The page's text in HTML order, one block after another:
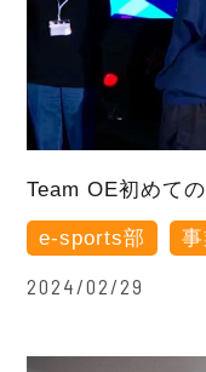
Team OE初めて
e-sports部
2024/02/29